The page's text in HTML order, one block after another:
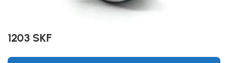
1203 SKF